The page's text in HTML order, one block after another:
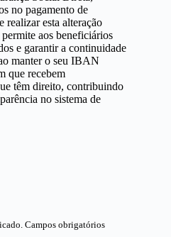
no pagamento de
realizar esta alteração
aos beneficiários
e garantir a continuidade
manter o seu IBAN
que recebem
têm direito, contribuindo
no sistema de
Campos obrigatórios